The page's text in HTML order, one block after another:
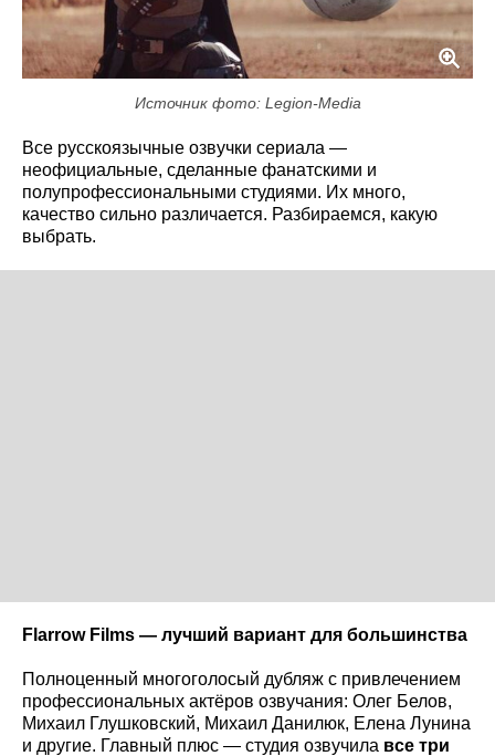
Источник фото: Legion-Media
Все русскоязычные озвучки сериала —
неофициальные, сделанные фанатскими и
полупрофессиональными студиями. Их много,
качество сильно различается. Разбираемся, какую
выбрать.
FlarrowFilms — лучший вариант для большинства
Полноценный многоголосый дубляж с привлечением
профессиональных актёров озвучания: Олег Белов,
Михаил Глушковский, Михаил Данилюк, Елена Лунина
и другие. Главный плюс — студия озвучила все три